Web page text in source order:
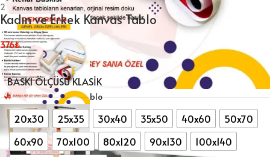
Kadın ve Erkek Kanvas Tablo
376₺
BASKI ÖLÇÜSÜ KLASIK
20x30 25x35 30x40 35x50 40x60
50x70
60x90
70x100 80x120 90x130
100x140